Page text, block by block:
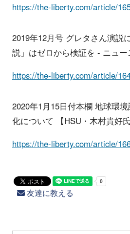
https://the-liberty.com/article/
2019年12月号 グレタさん演説
説」はゼロから検証を - ニュ
https://the-liberty.com/article/
2020年1月15日付本欄 地球環
化について 【HSU・木村貴好
https://the-liberty.com/article/
友達に教える